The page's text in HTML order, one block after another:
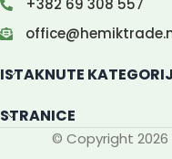
+382 69 308 557
ISTAKNUTE
STRANICE
© Copyright 2026